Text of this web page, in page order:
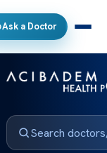
Ask a Doctor
და